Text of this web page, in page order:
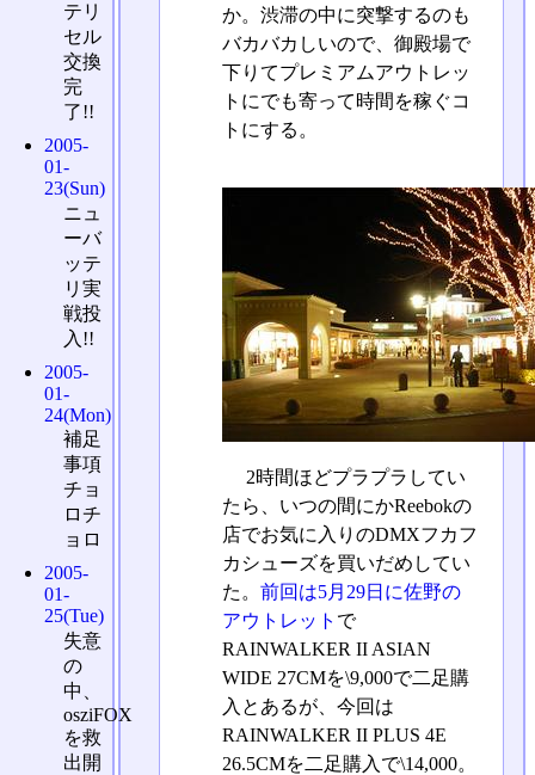
か。渋滞の中に突撃するのも
バカバカしいので、御殿場で
下りてプレミアムアウトレッ
トにでも寄って時間を稼ぐコ
トにする。
2時間ほどプラプラしてい
たら、いつの間にかReebokの
店でお気に入りのDMXフカフ
カシューズを買いだめしてい
た。 前回は5月29日に佐野の
アウトレット で
RAINWALKER II ASIAN
WIDE 27CMを\9,000で二足購
入とあるが、今回は
RAINWALKER II PLUS 4E
26.5CMを二足購入で\14,000。
テリ
セル
交換
完
了!!
2005-
01-
23(Sun)
ニュ
ーバ
ッテ
リ実
戦投
入!!
2005-
01-
24(Mon)
補足
事項
チョ
ロチ
ョロ
2005-
01-
25(Tue)
失意
の
中、
osziFOX
を救
出開